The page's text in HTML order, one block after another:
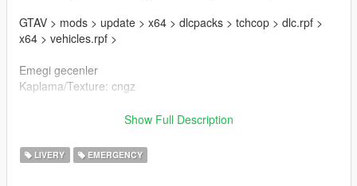
GTAV > mods > update > x64 > dlcpacks > tchcop > dlc.rpf >
x64 > vehicles.rpf >
Emegi gecenler
Kaplama/Texture: cngz
!!!!!!!!!!!!!! Kaplamalarinin uzerinde duzenleme yapilip
!!!!!!!!!!!!!! degistirilmesi veya yeniden dagitilmasi yasaktir.
!!!!!!!!!!!!!
Show Full Description
LIVERY EMERGENCY